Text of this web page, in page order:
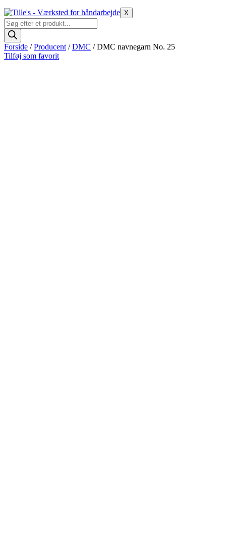
X
Products
search
Forside /Producent /DMC / DMC navnegarn No. 25
Tilføj som favorit